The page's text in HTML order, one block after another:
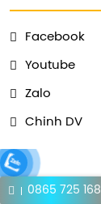
Facebook
Youtube
Zalo
Chinh DV
0865 725 168